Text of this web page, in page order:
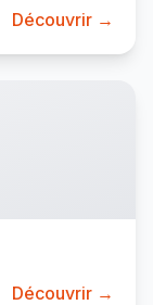
Découvrir →
Découvrir →